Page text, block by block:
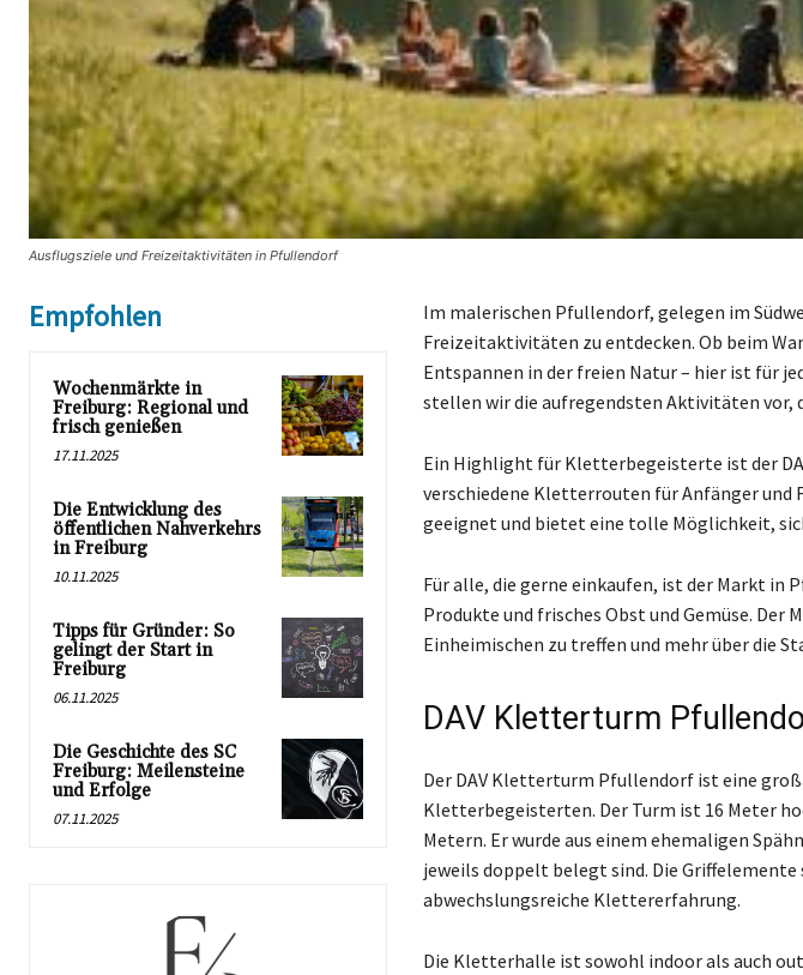
Ausflugsziele und Freizeitaktivitäten in Pfullendorf
Empfohlen
Wochenmärkte in
Freiburg: Regional und
frisch genießen
17.11.2025
Die Entwicklung des
öffentlichen Nahverkehrs
in Freiburg
10.11.2025
Tipps für Gründer: So
gelingt der Start in
Freiburg
06.11.2025
Die Geschichte des SC
Freiburg: Meilensteine
und Erfolge
07.11.2025
Im malerischen Pfullendorf, gelegen im
Freizeitaktivitäten zu entdecken. Ob beim
Entspannen in der freien Natur – hier ist für
stellen wir die aufregendsten Aktivitäten vor,
Ein Highlight für Kletterbegeisterte ist der
verschiedene Kletterrouten für Anfänger und
geeignet und bietet eine tolle Möglichkeit,
Für alle, die gerne einkaufen, ist der Markt in
Produkte und frisches Obst und Gemüse.
Einheimischen zu treffen und mehr über die
DAV Kletterturm
Der DAV Kletterturm Pfullendorf ist eine
Kletterbegeisterten. Der Turm ist 16 Meter
Metern. Er wurde aus einem ehemaligen
jeweils doppelt belegt sind. Die
abwechslungsreiche Klettererfahrung.
Die Kletterhalle ist sowohl indoor als auch